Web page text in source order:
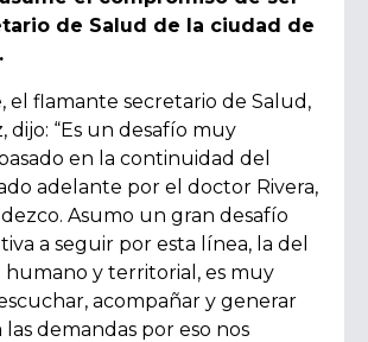
de Salud de la ciudad de
el flamante secretario de Salud,
dijo: “Es un desafío muy
en la continuidad del
adelante por el doctor Rivera,
Asumo un gran desafío
a seguir por esta línea, la del
humano y territorial, es muy
acompañar y generar
las demandas por eso nos